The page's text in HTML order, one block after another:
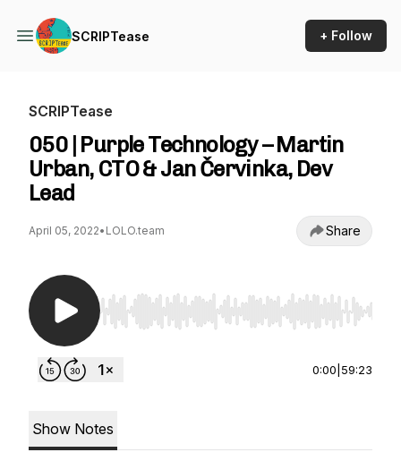
SCRIPTease + Follow
SCRIPTease
050 | Purple Technology – Martin
Urban, CTO & Jan Červinka, Dev
Lead
April 05, 2022• LOLO.team Share
Use Left/Right to seek, Home/End to jump to
0:00 59:23
Show Notes